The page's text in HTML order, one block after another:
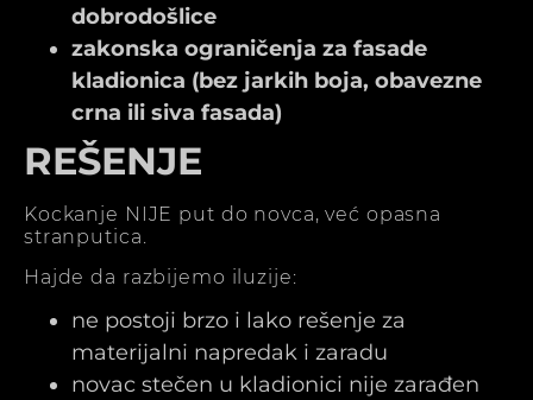
dobrodošlice
zakonska ograničenja za fasade
kladionica (bez jarkih boja, obavezne
crna ili siva fasada)
REŠENJE
Kockanje NIJE put do novca, već opasna
stranputica.
Hajde da razbijemo iluzije:
ne postoji brzo i lako rešenje za
materijalni napredak i zaradu
novac stečen u kladionici nije zarađen